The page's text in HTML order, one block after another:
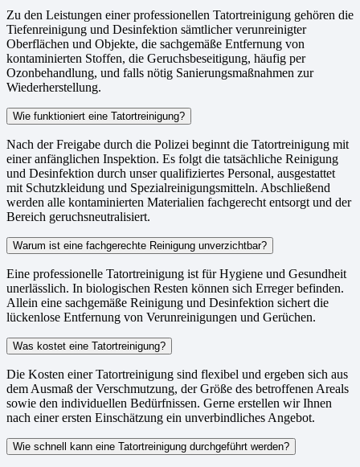
Zu den Leistungen einer professionellen Tatortreinigung gehören die
Tiefenreinigung und Desinfektion sämtlicher verunreinigter
Oberflächen und Objekte, die sachgemäße Entfernung von
kontaminierten Stoffen, die Geruchsbeseitigung, häufig per
Ozonbehandlung, und falls nötig Sanierungsmaßnahmen zur
Wiederherstellung.
Wie funktioniert eine Tatortreinigung?
Nach der Freigabe durch die Polizei beginnt die Tatortreinigung mit
einer anfänglichen Inspektion. Es folgt die tatsächliche Reinigung
und Desinfektion durch unser qualifiziertes Personal, ausgestattet
mit Schutzkleidung und Spezialreinigungsmitteln. Abschließend
werden alle kontaminierten Materialien fachgerecht entsorgt und der
Bereich geruchsneutralisiert.
Warum ist eine fachgerechte Reinigung unverzichtbar?
Eine professionelle Tatortreinigung ist für Hygiene und Gesundheit
unerlässlich. In biologischen Resten können sich Erreger befinden.
Allein eine sachgemäße Reinigung und Desinfektion sichert die
lückenlose Entfernung von Verunreinigungen und Gerüchen.
Was kostet eine Tatortreinigung?
Die Kosten einer Tatortreinigung sind flexibel und ergeben sich aus
dem Ausmaß der Verschmutzung, der Größe des betroffenen Areals
sowie den individuellen Bedürfnissen. Gerne erstellen wir Ihnen
nach einer ersten Einschätzung ein unverbindliches Angebot.
Wie schnell kann eine Tatortreinigung durchgeführt werden?